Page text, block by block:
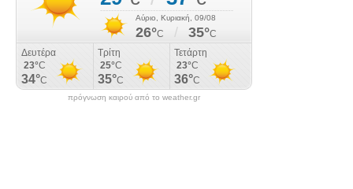
πρόγνωση καιρού από το weather.gr